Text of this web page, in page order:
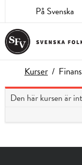
På Svenska
Kurser /
Den här kursen är